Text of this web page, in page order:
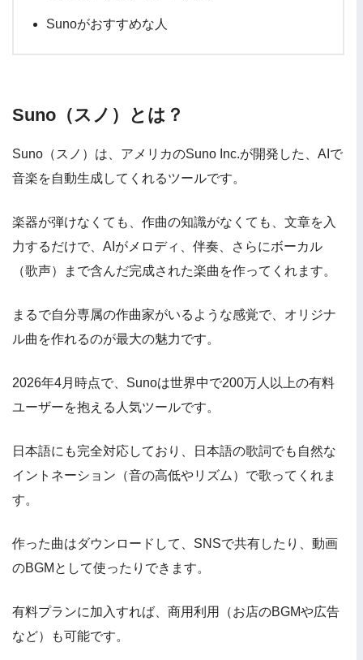
Sunoがおすすめな人
Suno（スノ）とは？
Suno（スノ）は、アメリカのSuno Inc.が開発した、AIで
音楽を自動生成してくれるツールです。
楽器が弾けなくても、作曲の知識がなくても、文章を入
力するだけで、AIがメロディ、伴奏、さらにボーカル
（歌声）まで含んだ完成された楽曲を作ってくれます。
まるで自分専属の作曲家がいるような感覚で、オリジナ
ル曲を作れるのが最大の魅力です。
2026年4月時点で、Sunoは世界中で200万人以上の有料
ユーザーを抱える人気ツールです。
日本語にも完全対応しており、日本語の歌詞でも自然な
イントネーション（音の高低やリズム）で歌ってくれま
す。
作った曲はダウンロードして、SNSで共有したり、動画
のBGMとして使ったりできます。
有料プランに加入すれば、商用利用（お店のBGMや広告
など）も可能です。